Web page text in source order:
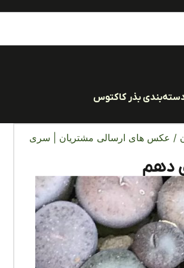
بذر کاکتوس
/ عکس های ارسالی مشتریان | سری
دهم